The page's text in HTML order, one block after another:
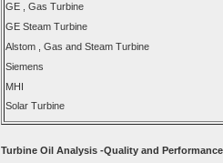
GE , Gas Turbine
GE Steam Turbine
Alstom , Gas and Steam Turbine
Siemens
MHI
Solar Turbine
Turbine Oil Analysis -Quality and